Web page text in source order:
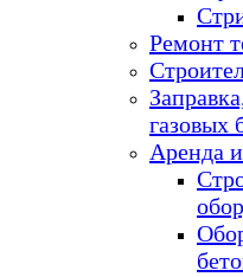
Ремонт
газовых
Аренда